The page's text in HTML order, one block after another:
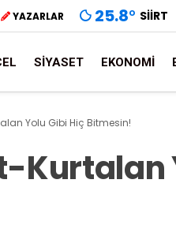
YAZARLAR 25.8° SIIRT
SIYASET EKONOMI
Yolu Gibi Hiç Bitmesin!
Kurtalan